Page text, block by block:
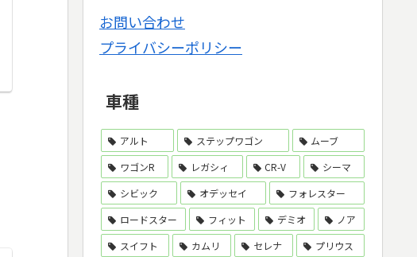
お問い合わせ
プライバシーポリシー
車種
アルト ステップワゴン
ムーブ
ワゴンR
レガシィ CR-V
シーマ
シビック
オデッセイ
フォレスター
ロードスター
フィット デミオ
ノア
スイフト
カムリ セレナ
プリウス